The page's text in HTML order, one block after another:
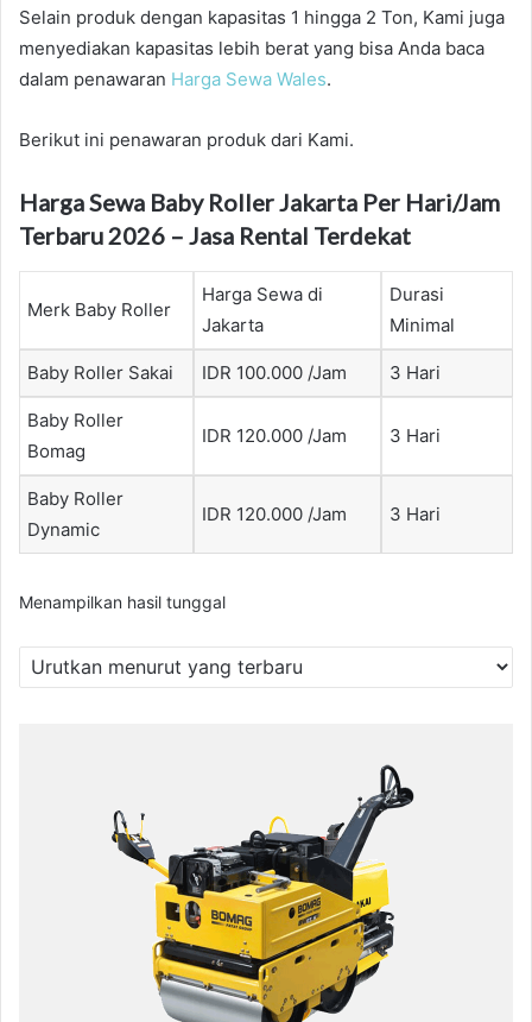
Selain produk dengan kapasitas 1 hingga 2 Ton, Kami juga
menyediakan kapasitas lebih berat yang bisa Anda baca
dalam penawaran Harga Sewa Wales.
Berikut ini penawaran produk dari Kami.
Harga Sewa Baby Roller Jakarta Per Hari/Jam
Terbaru 2026 – Jasa Rental Terdekat
Merk Baby Roller
Harga Sewa di
Jakarta
Durasi
Minimal
Baby Roller Sakai IDR 100.000 /Jam 3 Hari
Baby Roller
Bomag
IDR 120.000 /Jam 3 Hari
Baby Roller
Dynamic
IDR 120.000 /Jam 3 Hari
Menampilkan hasil tunggal